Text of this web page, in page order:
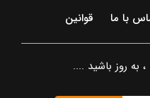
با ما قوانین
به روز باشید ....